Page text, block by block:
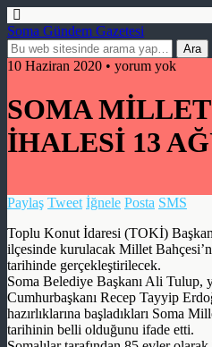
Soma Gündem Gazetesi
10 Haziran 2020 • yorum yok
SOMA
İHALESİ 13
Paylaş Tweet İğnele Posta SMS
Toplu Konut İdaresi (TOKİ)
ilçesinde kurulacak Millet
tarihinde gerçekleştirilecek.
Soma Belediye Başkanı Ali Tulup,
Cumhurbaşkanı Recep Tayyip
hazırlıklarına başladıkları Soma
tarihinin belli olduğunu ifade etti.